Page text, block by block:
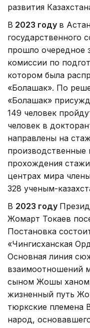
развития
В 2023 году в
государственного
прошло очередное
комиссии по
котором была
«Болашак». По
«Болашак»
149 человек
человек в
направлены на
прохождения
центрах мира
328 ученым-
В 2023 году
Жомарт Токаев
Постановка
«Чингисханская
Основная линия
взаимоотношений
сыном Жошы ханом.
жизненный путь
тюркские племена
народ,